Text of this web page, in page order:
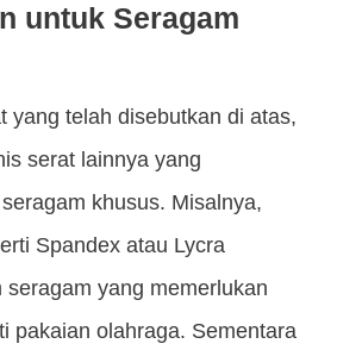
untuk Seragam
yang telah disebutkan di atas,
serat lainnya yang
khusus. Misalnya,
Spandex atau Lycra
seragam yang memerlukan
pakaian olahraga. Sementara